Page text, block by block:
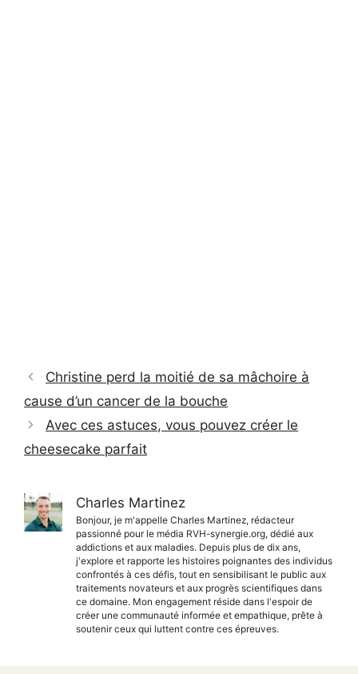
Christine perd la moitié de sa mâchoire à
cause d’un cancer de la bouche
Avec ces astuces, vous pouvez créer le
cheesecake parfait
Charles Martinez
Bonjour, je m'appelle Charles Martinez, rédacteur
passionné pour le média RVH-synergie.org, dédié aux
addictions et aux maladies. Depuis plus de dix ans,
j'explore et rapporte les histoires poignantes des individus
confrontés à ces défis, tout en sensibilisant le public aux
traitements novateurs et aux progrès scientifiques dans
ce domaine. Mon engagement réside dans l'espoir de
créer une communauté informée et empathique, prête à
soutenir ceux qui luttent contre ces épreuves.